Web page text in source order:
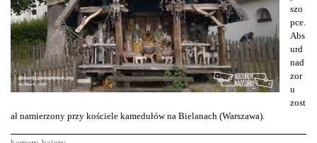
szo
pce.
Abs
urd
nad
zor
u
zost
ał namierzony przy kościele kamedułów na Bielanach (Warszawa).